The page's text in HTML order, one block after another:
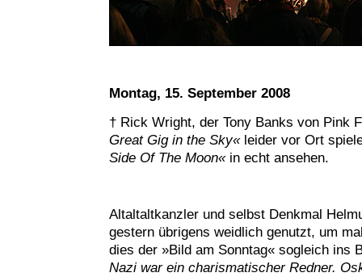
Montag, 15. September 2008
† Rick Wright, der Tony Banks von Pink
Great Gig in the Sky«leider vor Ort
Side Of The Moon«in echt ansehen.
Altaltaltkanzler und selbst Denkmal
gestern übrigens weidlich genutzt, um
dies der »Bild am Sonntag« sogleich ins
Nazi war ein charismatischer Redner.